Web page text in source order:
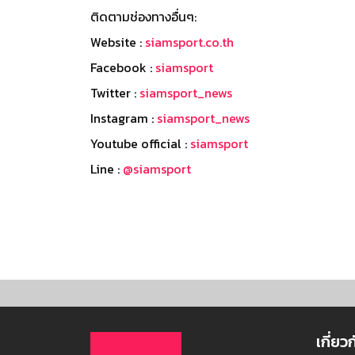
ติดตามช่องทางอื่นๆ:
Website : siamsport.co.th
Facebook : siamsport
Twitter : siamsport_news
Instagram : siamsport_news
Youtube official : siamsport
Line : @siamsport
เกี่ยว